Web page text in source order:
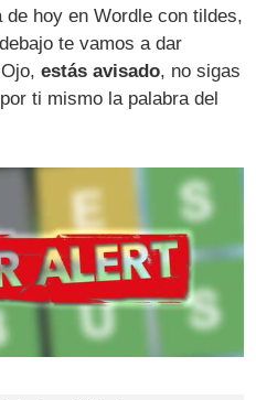
hoy en Wordle con tildes,
te vamos a dar
estás avisado, no sigas
ti mismo la palabra del